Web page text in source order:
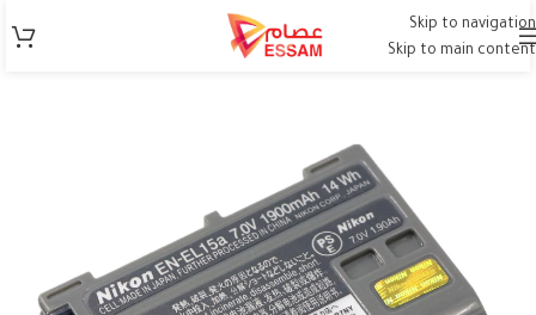
Skip to navigation
Skip to main content